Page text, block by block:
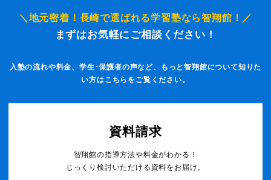
＼地元密着！長崎で選ばれる学習塾なら智翔館！／
まずはお気軽にご相談ください！
入塾の流れや料金、学生･保護者の声など、もっと智翔館について知りた
い方はこちらをご覧ください。
資料請求
智翔館の指導方法や料金がわかる！
じっくり検討いただける資料をお届け。